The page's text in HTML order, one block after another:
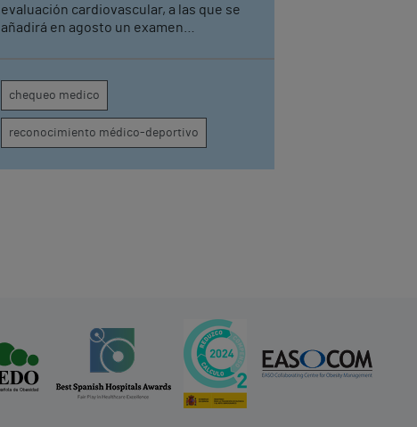
evaluación cardiovascular, a las que se
añadirá en agosto un examen
recientemente con Monte Real Club de
Yates de Baiona
chequeo medico
reconocimiento médico-deportivo